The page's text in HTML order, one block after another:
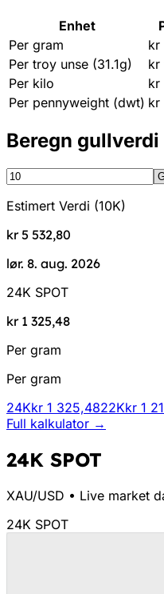
Enhet
Per gram
kr
Per troy unse (31.1g)
kr
Per kilo
kr
Per pennyweight (dwt) kr
Beregn gullverdi
Estimert Verdi (10K)
kr 5 532,80
lør. 8. aug. 2026
24K SPOT
kr 1 325,48
Per gram
Per gram
24Kkr 1 325,4822Kkr 1
Full kalkulator →
24K SPOT
XAU/USD • Live market
24K SPOT